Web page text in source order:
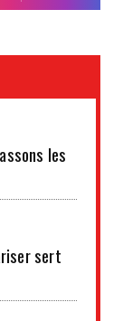
les
sert